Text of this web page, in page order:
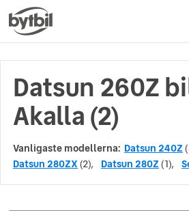
Datsun 260Z
Akalla (2)
Vanligaste modellerna: Datsun 240Z
Datsun 280ZX (2), Datsun 280Z (1),